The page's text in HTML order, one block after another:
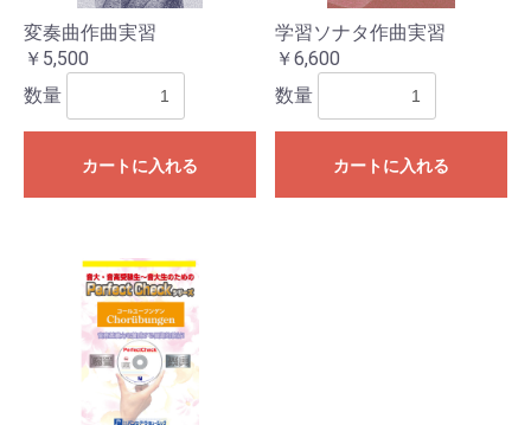
変奏曲作曲実習
￥5,500
数量
カートに入れる
学習ソナタ作曲実習
￥6,600
数量
カートに入れる